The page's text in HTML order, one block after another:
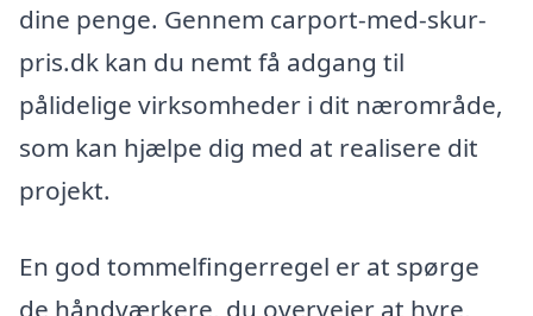
dine penge. Gennem carport-med-skur-
pris.dk kan du nemt få adgang til
pålidelige virksomheder i dit nærområde,
som kan hjælpe dig med at realisere dit
projekt.
En god tommelfingerregel er at spørge
de håndværkere, du overvejer at hyre,